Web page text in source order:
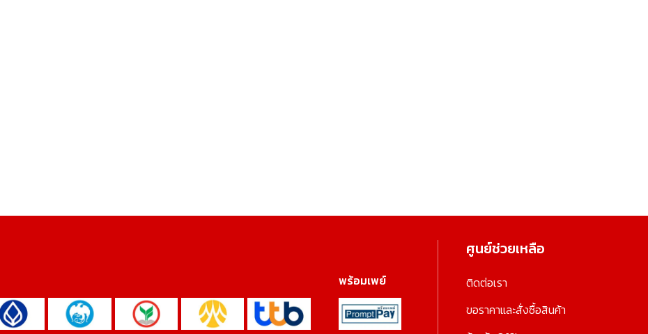
พร้อมเพย์
ศูนย์ช่วยเหลือ
ติดต่อเรา
ขอราคาและสั่งซื้อสินค้า